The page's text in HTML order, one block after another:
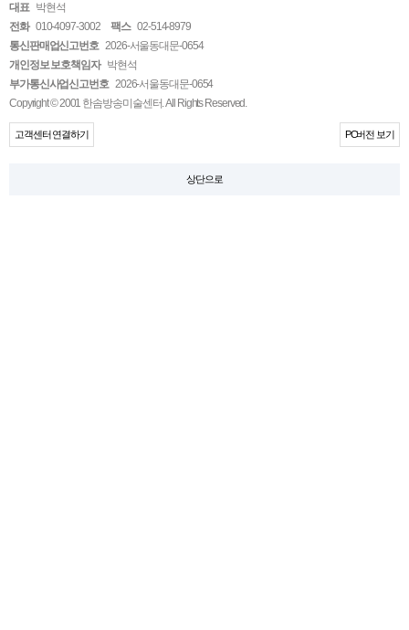
대표 박현석
전화 010-4097-3002 팩스 02-514-8979
통신판매업신고번호 2026-서울동대문-0654
개인정보 보호책임자 박현석
부가통신사업신고번호 2026-서울동대문-0654
Copyright © 2001 한솜방송미술센터. All Rights Reserved.
고객센터 연결하기 PC버전 보기
상단으로